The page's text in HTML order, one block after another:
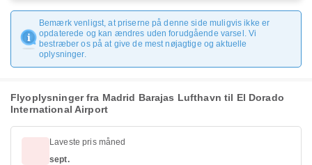
Bemærk venligst, at priserne på denne side muligvis ikke er
opdaterede og kan ændres uden forudgående varsel. Vi
bestræber os på at give de mest nøjagtige og aktuelle
oplysninger.
Flyoplysninger fra Madrid Barajas Lufthavn til El Dorado
International Airport
Laveste pris måned
sept.